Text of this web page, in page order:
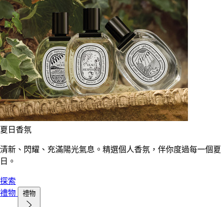
夏日香氛
清新、閃耀、充滿陽光氣息。精選個人香氛，伴你度過每一個夏
日。
探索
禮物
禮物